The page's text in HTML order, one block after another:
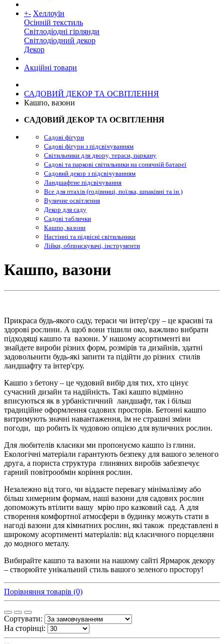
+- Хеллоуїн
Осінній текстиль
Світлодіодні гірлянди
Світлодіодний декор
Декор
Акційні товари
САДОВИЙ ДЕКОР ТА ОСВІТЛЕННЯ
Кашпо, вазони
САДОВИЙ ДЕКОР ТА ОСВІТЛЕННЯ
Садові фігури
Садові фігури з підсвічуванням
Світильники для двору, тераси, паркану
Садові та паркові світильники на сонячній батареї
Садовий декор з підсвічуванням
Ландшафтне підсвічування
Все для птахів (годівниці, поїлка, шпаківні та ін.)
Вуличне освітлення
Декор для саду
Садові таблички
Кашпо, вазони
Настінні та підвісні світильники
Лійки, обприскувачі, інструменти
Кашпо, вазони
Прикраса будь-якого саду, тераси чи інтер'єру – це красиві та
здорові рослини. А щоб вони тішили око, важливо вибрати
підходящі кашпо та вазони. У нашому асортименті ви
знайдете вироби різних форм, розмірів та дизайнів, здатні
задовольнити будь-які запити та підійти до різних стилів
ландшафту та інтер'єру.
Кашпо з бетону – це чудовий вибір для тих, хто цінує
сучасний дизайн та надійність. Такі кашпо відмінно
вписуються як в урбаністичний ландшафт, так і більш
традиційне оформлення садових просторів. Бетонні кашпо
витримують значні навантаження, їм не страшні зміни
погоди, що робить їх чудовою опцією для вуличних рослин.
Для любителів класики ми пропонуємо кашпо із глини.
Екологічні матеріали гарантують безпеку для вашого зеленого
друга, а пориста структура глиняних виробів забезпечує
гарний повітрообмін коріння рослин.
Незалежно від того, чи віддаєте перевагу мінімалізму або
більш химерним формам, наші вазони для садових рослин
допоможуть втілити вашу мрію про казковий сад. А для
створення комфортної атмосфери в будинку можуть стати в
нагоді вазони для кімнатних рослин, які також представлені в
широкому асортименті матеріалів: від класичного порцеляни
до модного металу.
Вибирайте кашпо та вазони на нашому сайті Ярмарок декору
– створюйте унікальний стиль вашого зеленого простору!
Порівняння товарів (0)
Сортувати:
На сторінці: